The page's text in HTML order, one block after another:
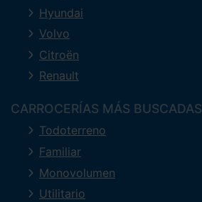
Hyundai
Volvo
Citroën
Renault
CARROCERÍAS MÁS BUSCADAS
Todoterreno
Familiar
Monovolumen
Utilitario